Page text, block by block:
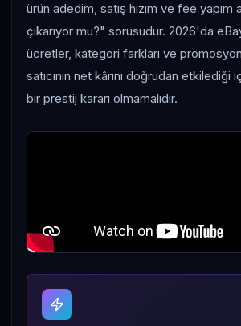
ürün adedim, satış hızım ve fee yapım
çıkarıyor mu?" sorusudur. 2026'da
ücretler, kategori farkları ve
satıcının net kârını doğrudan etkilediği
bir prestij kararı olmamalıdır.